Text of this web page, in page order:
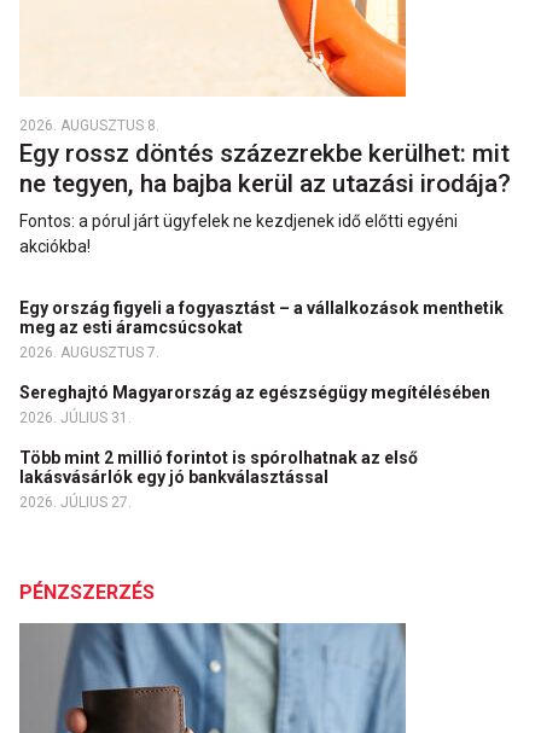
2026. AUGUSZTUS 8.
Egy rossz döntés százezrekbe kerülhet: mit
ne tegyen, ha bajba kerül az utazási irodája?
Fontos: a pórul járt ügyfelek ne kezdjenek idő előtti egyéni
akciókba!
Egy ország figyeli a fogyasztást – a vállalkozások menthetik
meg az esti áramcsúcsokat
2026. AUGUSZTUS 7.
Sereghajtó Magyarország az egészségügy megítélésében
2026. JÚLIUS 31.
Több mint 2 millió forintot is spórolhatnak az első
lakásvásárlók egy jó bankválasztással
2026. JÚLIUS 27.
PÉNZSZERZÉS